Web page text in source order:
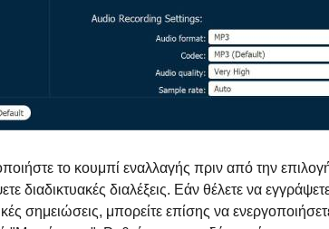
το κουμπί εναλλαγής πριν από την
διαδικτυακές διαλέξεις. Εάν θέλετε να
σημειώσεις, μπορείτε επίσης να